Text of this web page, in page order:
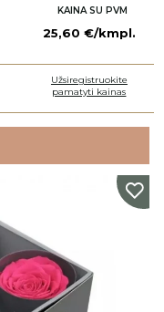
KAINA SU PVM
25,60 €/kmpl.
Užsiregistruokite
pamatyti kainas